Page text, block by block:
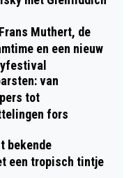
Muthert, de
en een nieuw
van
tot
fors
bekende
een tropisch tintje